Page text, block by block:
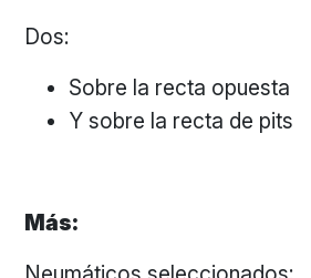
Dos:
Sobre la recta opuesta
Y sobre la recta de pits
Más: